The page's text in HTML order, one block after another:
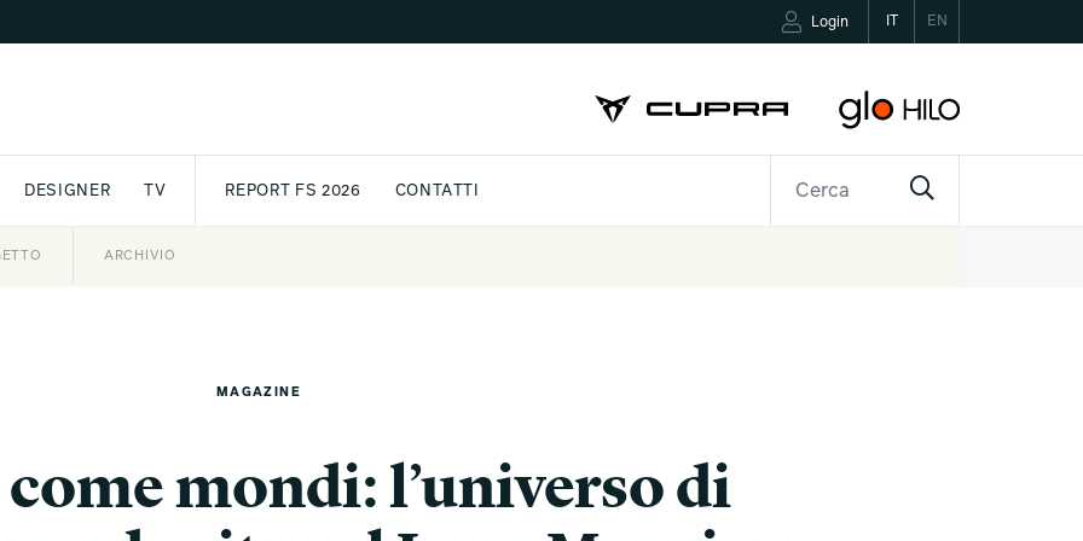
EN
Login
ARCHIVIO
AWARD
DESIGNER TV REPORT FS 2026 CONTATTI
MAGAZINE
come mondi: l’universo di